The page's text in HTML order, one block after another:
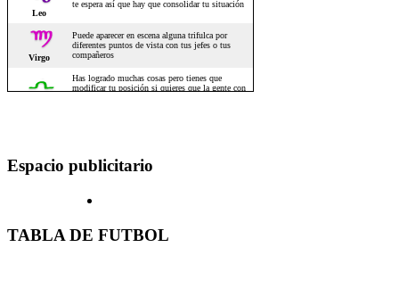
Espacio publicitario
TABLA DE FUTBOL